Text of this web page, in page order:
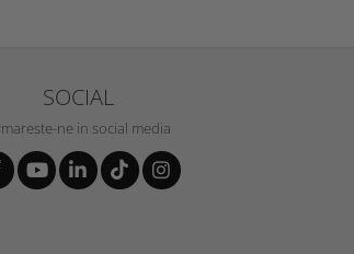
SOCIAL
ne in social media